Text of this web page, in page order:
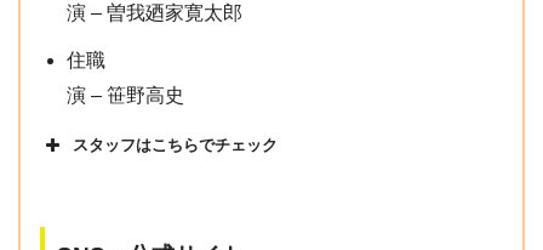
演 – 曽我廼家寛太郎
住職
演 – 笹野高史
スタッフはこちらでチェック